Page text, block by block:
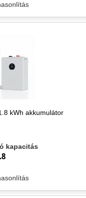
kWh akkumulátor
kapacitás